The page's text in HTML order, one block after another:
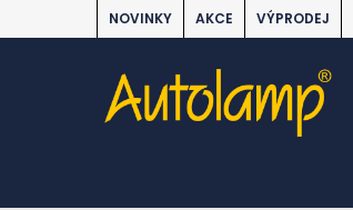
NOVINKY AKCE VÝPRODEJ